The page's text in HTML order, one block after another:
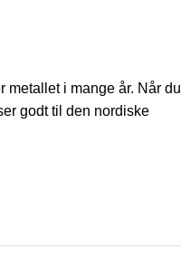
i mange år. Når du
godt til den nordiske